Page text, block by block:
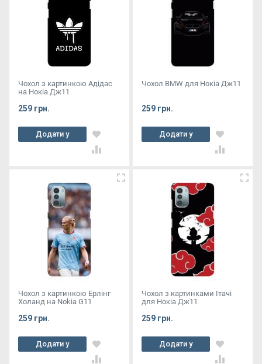
Чохол з картинкою Адідас
на Нокіа Дж11
259 грн.
Додати у
кошик
Чохол BMW для Нокіа Дж11
259 грн.
Додати у
кошик
Чохол з картинкою Ерлінг
Холанд на Nokia G11
259 грн.
Додати у
кошик
Чохол з картинками Ітачі
для Нокіа Дж11
259 грн.
Додати у
кошик